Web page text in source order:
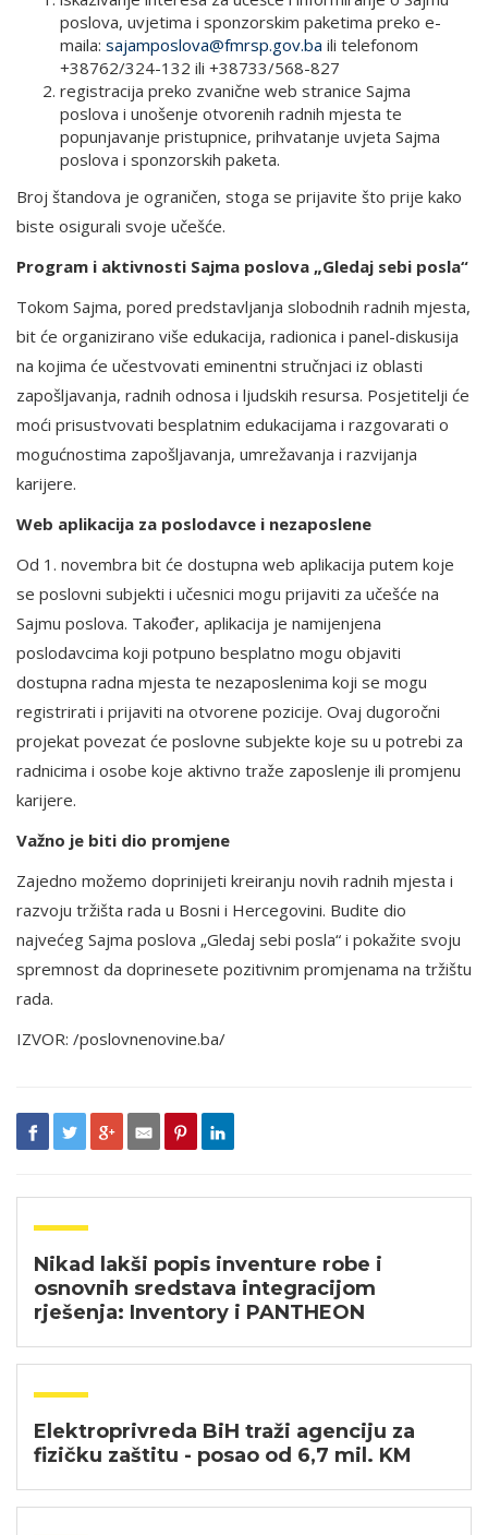
poslova, uvjetima i sponzorskim paketima preko e-
maila: sajamposlova@fmrsp.gov.ba ili telefonom
+38762/324-132 ili +38733/568-827
registracija preko zvanične web stranice Sajma
poslova i unošenje otvorenih radnih mjesta te
popunjavanje pristupnice, prihvatanje uvjeta Sajma
poslova i sponzorskih paketa.
Broj štandova je ograničen, stoga se prijavite što prije kako
biste osigurali svoje učešće.
Program i aktivnosti Sajma poslova „Gledaj sebi posla“
Tokom Sajma, pored predstavljanja slobodnih radnih mjesta,
bit će organizirano više edukacija, radionica i panel-diskusija
na kojima će učestvovati eminentni stručnjaci iz oblasti
zapošljavanja, radnih odnosa i ljudskih resursa. Posjetitelji će
moći prisustvovati besplatnim edukacijama i razgovarati o
mogućnostima zapošljavanja, umrežavanja i razvijanja
karijere.
Web aplikacija za poslodavce i nezaposlene
Od 1. novembra bit će dostupna web aplikacija putem koje
se poslovni subjekti i učesnici mogu prijaviti za učešće na
Sajmu poslova. Također, aplikacija je namijenjena
poslodavcima koji potpuno besplatno mogu objaviti
dostupna radna mjesta te nezaposlenima koji se mogu
registrirati i prijaviti na otvorene pozicije. Ovaj dugoročni
projekat povezat će poslovne subjekte koje su u potrebi za
radnicima i osobe koje aktivno traže zaposlenje ili promjenu
karijere.
Važno je biti dio promjene
Zajedno možemo doprinijeti kreiranju novih radnih mjesta i
razvoju tržišta rada u Bosni i Hercegovini. Budite dio
najvećeg Sajma poslova „Gledaj sebi posla“ i pokažite svoju
spremnost da doprinesete pozitivnim promjenama na tržištu
rada.
IZVOR: /poslovnenovine.ba/
Nikad lakši popis inventure robe i
osnovnih sredstava integracijom
rješenja: Inventory i PANTHEON
Elektroprivreda BiH traži agenciju za
fizičku zaštitu - posao od 6,7 mil. KM